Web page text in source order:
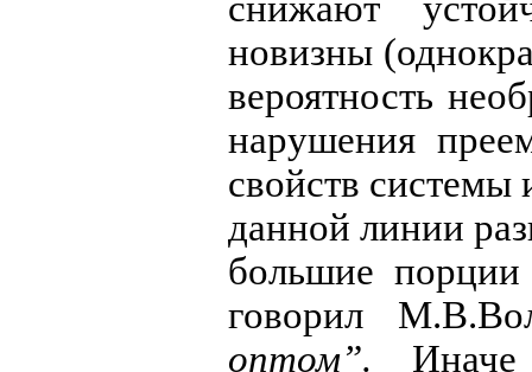
новизны
вероятность
нарушения
свойств системы
данной линии
большие порции
говорил
оптом”.